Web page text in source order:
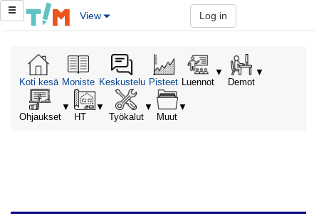
View Log in
Koti kesä Moniste Keskustelu Pisteet Luennot
▼
Demot
▼
Ohjaukset
▼
HT
▼
Työkalut
▼
Muut
▼